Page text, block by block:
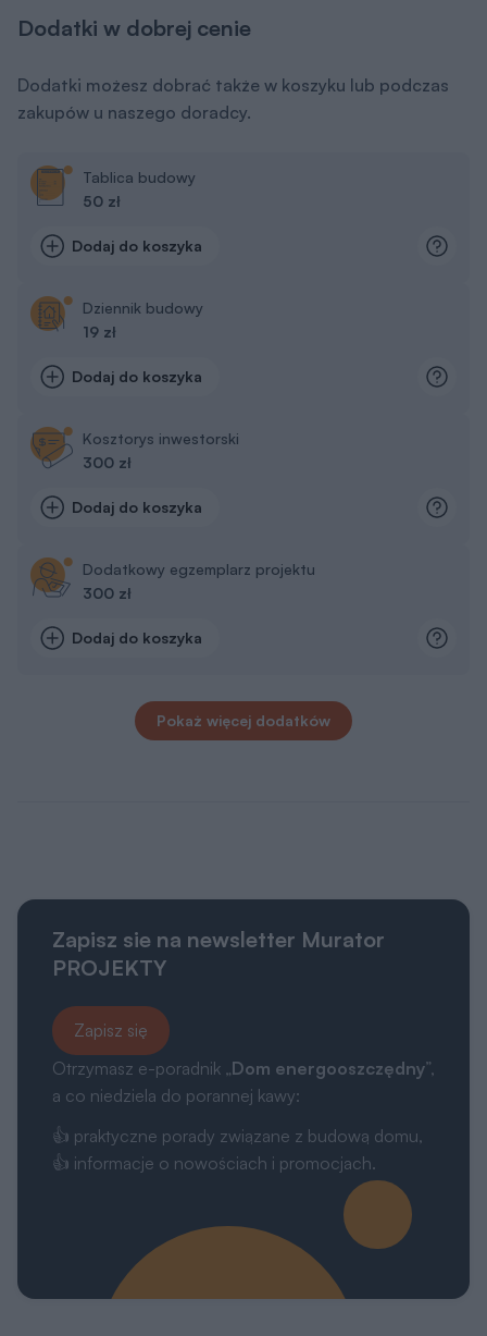
Dodatki w dobrej cenie
Dodatki możesz dobrać także w koszyku lub podczas
zakupów u naszego doradcy.
Tablica budowy
50 zł
Dodaj do koszyka
Dziennik budowy
19 zł
Dodaj do koszyka
Kosztorys inwestorski
300 zł
Dodaj do koszyka
Dodatkowy egzemplarz projektu
300 zł
Dodaj do koszyka
Pokaż więcej dodatków
Zapisz sie na newsletter Murator
PROJEKTY
Zapisz się
Otrzymasz e-poradnik „Dom energooszczędny”,
a co niedziela do porannej kawy:
👍 praktyczne porady związane z budową domu,
👍 informacje o nowościach i promocjach.